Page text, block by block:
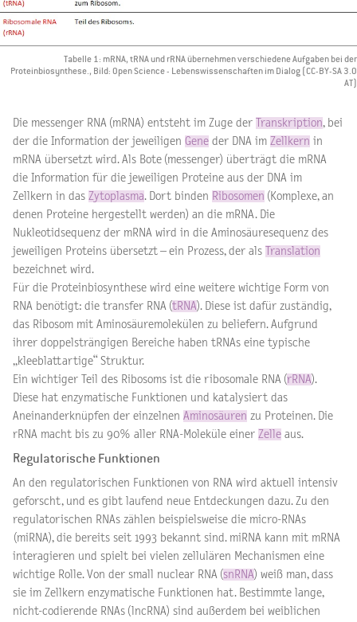
Tabelle 1: mRNA, tRNA und rRNA übernehmen verschiedene Aufgaben bei der
Proteinbiosynthese., Bild: Open Science - Lebenswissenschaften im Dialog (CC-BY-SA 3.0
AT)
Die messenger RNA (mRNA) entsteht im Zuge der Transkription, bei
der die Information der jeweiligen Gene der DNA im Zellkern in
mRNA übersetzt wird. Als Bote (messenger) überträgt die mRNA
die Information für die jeweiligen Proteine aus der DNA im
Zellkern in das Zytoplasma. Dort binden Ribosomen (Komplexe, an
denen Proteine hergestellt werden) an die mRNA. Die
Nukleotidsequenz der mRNA wird in die Aminosäuresequenz des
jeweiligen Proteins übersetzt – ein Prozess, der als
Translation
bezeichnet wird.
Für die Proteinbiosynthese wird eine weitere wichtige Form von
RNA benötigt: die transfer RNA (tRNA). Diese ist dafür zuständig,
das Ribosom mit Aminosäuremolekülen zu beliefern. Aufgrund
ihrer doppelsträngigen Bereiche haben tRNAs eine typische
„kleeblattartige“ Struktur.
Ein wichtiger Teil des Ribosoms ist die ribosomale RNA (rRNA).
Diese hat enzymatische Funktionen und katalysiert das
Aneinanderknüpfen der einzelnen Aminosäuren zu Proteinen. Die
rRNA macht bis zu 90% aller RNA-Moleküle einer Zelle aus.
Regulatorische Funktionen
An den regulatorischen Funktionen von RNA wird aktuell intensiv
geforscht, und es gibt laufend neue Entdeckungen dazu. Zu den
regulatorischen RNAs zählen beispielsweise die micro-RNAs
(miRNA), die bereits seit 1993 bekannt sind. miRNA kann mit mRNA
interagieren und spielt bei vielen zellulären Mechanismen eine
wichtige Rolle. Von der small nuclear RNA (snRNA) weiß man, dass
sie im Zellkern enzymatische Funktionen hat. Bestimmte lange,
nicht-codierende RNAs (lncRNA) sind außerdem bei weiblichen